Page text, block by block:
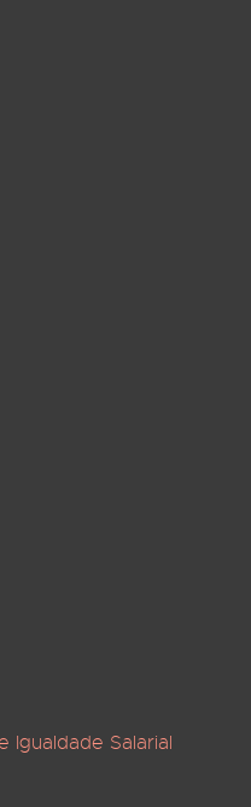
Igualdade Salarial